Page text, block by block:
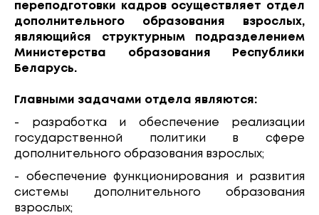
переподготовки кадров осуществляет отдел
дополнительного образования взрослых,
являющийся структурным подразделением
Министерства образования Республики
Беларусь.
Главными задачами отдела являются:
- разработка и обеспечение реализации
государственной политики в сфере
дополнительного образования взрослых;
- обеспечение функционирования и развития
системы дополнительного образования
взрослых;